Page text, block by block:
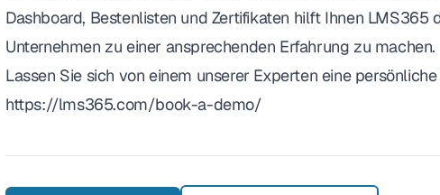
Dashboard, Bestenlisten und Zertifikaten hilft Ihnen LMS365
Unternehmen zu einer ansprechenden Erfahrung zu machen.
Lassen Sie sich von einem unserer Experten eine
https://lms365.com/book-a-demo/